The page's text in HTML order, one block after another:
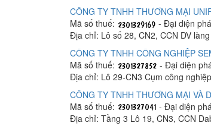
CÔNG TY TNHH THƯƠNG MẠI
Mã số thuế:
- Đại diện
Địa chỉ: Lô số 28, CN2, CCN DV
CÔNG TY TNHH CÔNG NGHIỆP
Mã số thuế:
- Đại diện
Địa chỉ: Lô 29-CN3 Cụm công
CÔNG TY TNHH THƯƠNG MẠI VÀ
Mã số thuế:
- Đại diện
Địa chỉ: Tầng 3 Lô 19, CN3, CCN